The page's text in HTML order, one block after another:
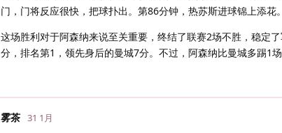
门，门将反应很快，把球扑出。第86分钟，热苏斯进球锦上添花
这场胜利对于阿森纳来说至关重要，终结了联赛2场不胜，稳定
分，排名第1，领先身后的曼城7分。不过，阿森纳比曼城多踢1
雾茶 31 1月